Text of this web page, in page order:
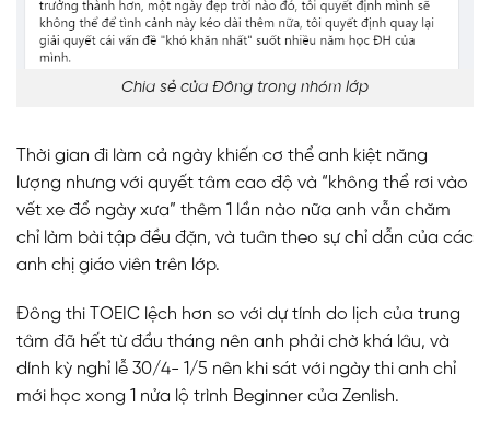
Chia sẻ của Đông trong nhóm lớp
Thời gian đi làm cả ngày khiến cơ thể anh kiệt năng
lượng nhưng với quyết tâm cao độ và “không thể rơi vào
vết xe đổ ngày xưa” thêm 1 lần nào nữa anh vẫn chăm
chỉ làm bài tập đều đặn, và tuân theo sự chỉ dẫn của các
anh chị giáo viên trên lớp.
Đông thi TOEIC lệch hơn so với dự tính do lịch của trung
tâm đã hết từ đầu tháng nên anh phải chờ khá lâu, và
dính kỳ nghỉ lễ 30/4- 1/5 nên khi sát với ngày thi anh chỉ
mới học xong 1 nửa lộ trình Beginner của Zenlish.